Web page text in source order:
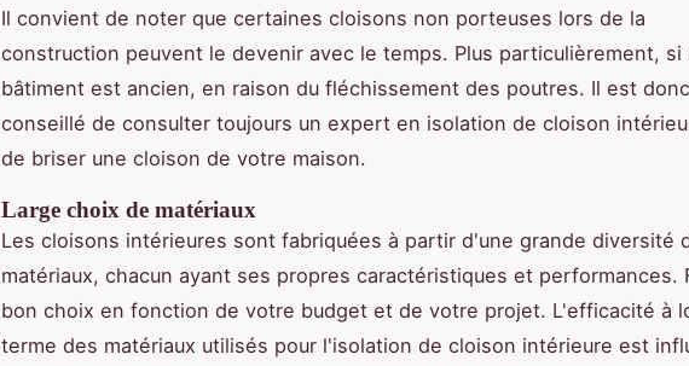
Il convient de noter que certaines cloisons non porteuses lors de la
construction peuvent le devenir avec le temps. Plus particulièrement, si
bâtiment est ancien, en raison du fléchissement des poutres. Il est donc
conseillé de consulter toujours un expert en isolation de cloison
de briser une cloison de votre maison.
Large choix de matériaux
Les cloisons intérieures sont fabriquées à partir d'une grande diversité
matériaux, chacun ayant ses propres caractéristiques et performances.
bon choix en fonction de votre budget et de votre projet. L'efficacité à
terme des matériaux utilisés pour l'isolation de cloison intérieure est